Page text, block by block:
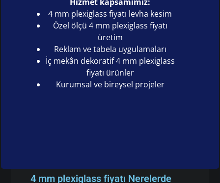
4 mm plexiglass fiyatı levha kesim
Özel ölçü 4 mm plexiglass fiyatı
üretim
Reklam ve tabela uygulamaları
İç mekân dekoratif 4 mm plexiglass
fiyatı ürünler
Kurumsal ve bireysel projeler